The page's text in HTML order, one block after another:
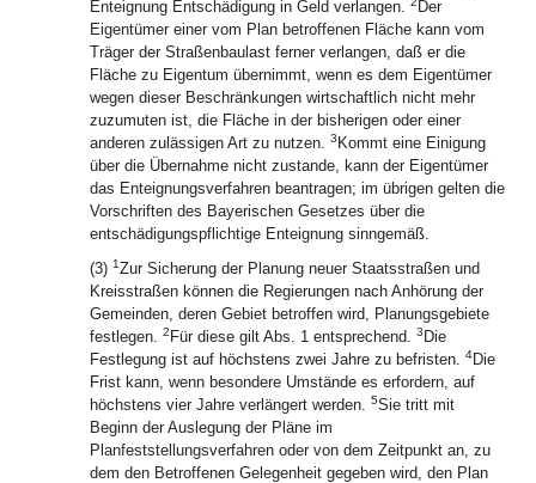
Enteignung Entschädigung in Geld verlangen.
Der
Eigentümer einer vom Plan betroffenen Fläche kann vom
Träger der Straßenbaulast ferner verlangen, daß er die
Fläche zu Eigentum übernimmt, wenn es dem Eigentümer
wegen dieser Beschränkungen wirtschaftlich nicht mehr
zuzumuten ist, die Fläche in der bisherigen oder einer
anderen zulässigen Art zu nutzen. 3 Kommt eine Einigung
über die Übernahme nicht zustande, kann der Eigentümer
das Enteignungsverfahren beantragen; im übrigen gelten die
Vorschriften des Bayerischen Gesetzes über die
entschädigungspflichtige Enteignung sinngemäß.
(3) 1Zur Sicherung der Planung neuer Staatsstraßen und
Kreisstraßen können die Regierungen nach Anhörung der
Gemeinden, deren Gebiet betroffen wird, Planungsgebiete
festlegen. 2 Für diese gilt Abs. 1 entsprechend. 3 Die
Festlegung ist auf höchstens zwei Jahre zu befristen. 4Die
Frist kann, wenn besondere Umstände es erfordern, auf
höchstens vier Jahre verlängert werden. 5Sie tritt mit
Beginn der Auslegung der Pläne im
Planfeststellungsverfahren oder von dem Zeitpunkt an, zu
dem den Betroffenen Gelegenheit gegeben wird, den Plan